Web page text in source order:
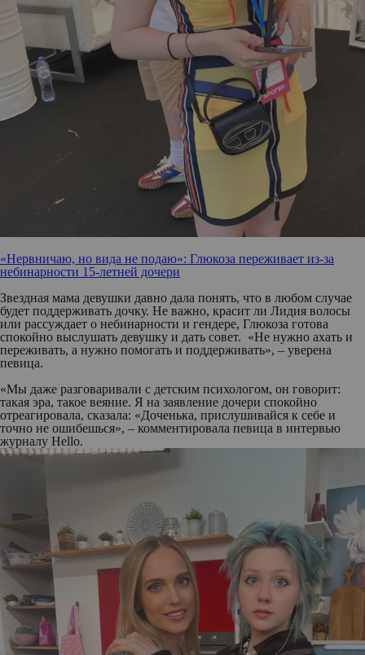
«Нервничаю, но вида не подаю»: Глюкоза переживает из-за
небинарности 15-летней дочери
Звездная мама девушки давно дала понять, что в любом случае
будет поддерживать дочку. Не важно, красит ли Лидия волосы
или рассуждает о небинарности и гендере, Глюкоза готова
спокойно выслушать девушку и дать совет. «Не нужно ахать и
переживать, а нужно помогать и поддерживать», – уверена
певица.
«Мы даже разговаривали с детским психологом, он говорит:
такая эра, такое веяние. Я на заявление дочери спокойно
отреагировала, сказала: «Доченька, прислушивайся к себе и
точно не ошибешься», – комментировала певица в интервью
журналу Hello.